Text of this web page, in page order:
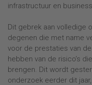
infrastructuur en
Dit gebrek aan volledige
degenen die met name
voor de prestaties van
hebben van de risico’s
brengen. Dit wordt
onderzoek eerder dit